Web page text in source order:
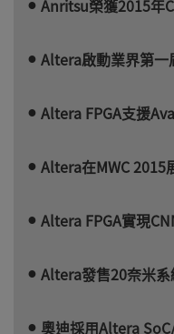
Anritsu榮獲2015年
Altera啟動業界第一
Altera FPGA支援
Altera在MWC 2015
Altera FPGA實現
Altera發售20奈米系
奧迪採用Altera